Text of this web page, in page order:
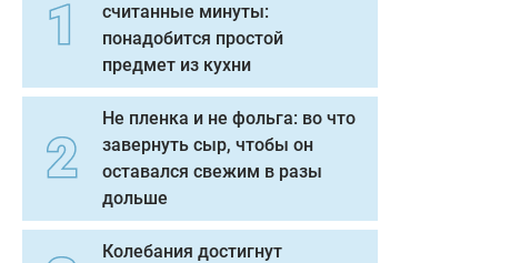
считанные минуты:
понадобится простой
предмет из кухни
Не пленка и не фольга: во что
завернуть сыр, чтобы он
оставался свежим в разы
дольше
Колебания достигнут